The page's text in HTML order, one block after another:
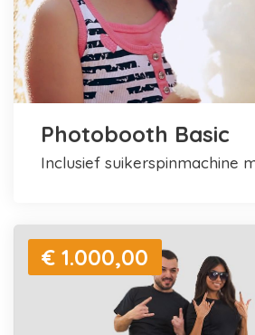
Photobooth Basic
inclusief suikerspinmachine
€ 1.000,00